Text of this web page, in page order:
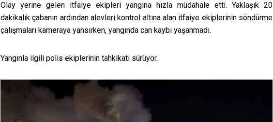
Olay yerine gelen itfaiye ekipleri yangına hızla müdahale etti. Yaklaşık 20
dakikalık çabanın ardından alevleri kontrol altına alan itfaiye ekiplerinin söndürme
çalışmaları kameraya yansırken, yangında can kaybı yaşanmadı.
Yangınla ilgili polis ekiplerinin tahkikatı sürüyor.